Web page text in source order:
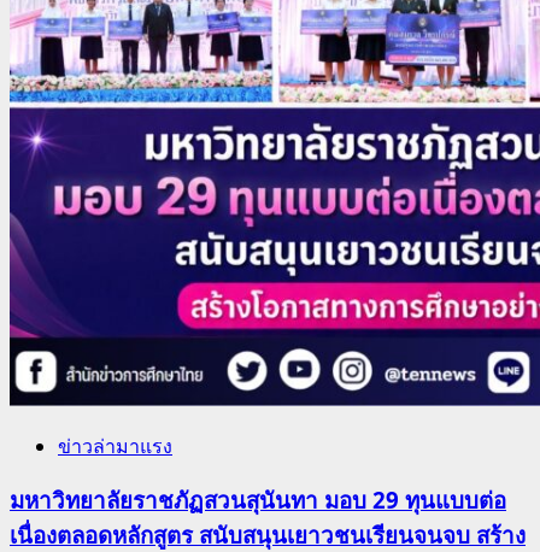
ข่าวล่ามาแรง
มหาวิทยาลัยราชภัฏสวนสุนันทา มอบ 29 ทุนแบบต่อ
เนื่องตลอดหลักสูตร สนับสนุนเยาวชนเรียนจนจบ สร้าง